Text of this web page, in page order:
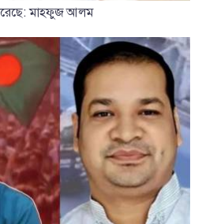
মাহফুজ আলম